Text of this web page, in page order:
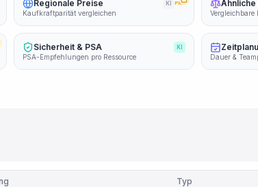
Regionale Preise KI PRO
Kaufkraftparität vergleichen Vergleichbare
Sicherheit & PSA KI
PSA-Empfehlungen pro Ressource Dauer &
Typ